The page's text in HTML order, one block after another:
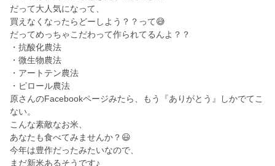
だって大人気になって、
買えなくなったらどーしよう？？って😅
だってめっちゃこだわって作られてるんよ？？
・抗酸化農法
・微生物農法
・アートテン農法
・ピロール農法
原さんのFacebookページみたら、もう『ありがとう』しかでてこ
ない。
こんな素敵なお米、
あなたも食べてみませんか？😃
今年は豊作だったみたいなので、
まだ新米あるそうです♪